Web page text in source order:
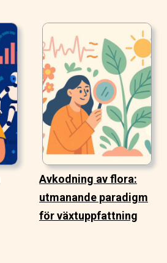
Avkodning av flora:
utmanande paradigm
för växtuppfattning